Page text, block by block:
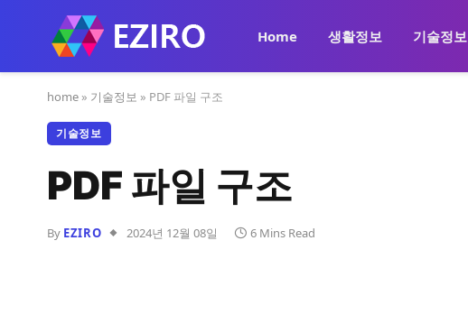
Home 생활정보 기술정보
home » 기술정보 » PDF 파일 구조
기술정보
PDF 파일 구조
By EZIRO 2024년 12월 08일 6 Mins Read